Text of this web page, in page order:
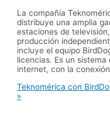
La compañía
distribuye una amplia
estaciones de
producción
incluye el equipo
licencias. Es un
internet, con la
Teknomérica con
»